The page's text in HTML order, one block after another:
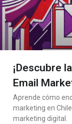
¡Descubre
Email
Aprende cómo
marketing en
marketing digital.